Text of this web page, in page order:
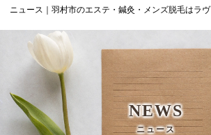
ニュース｜羽村市のエステ・鍼灸・メンズ脱毛はラ
NEWS
ニュース